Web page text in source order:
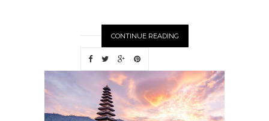
CONTINUE READING